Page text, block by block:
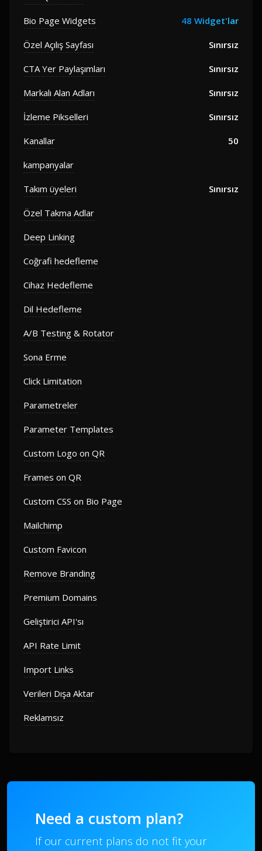
Bio Page Widgets 48 Widget'lar
Özel Açılış Sayfası Sınırsız
CTA Yer Paylaşımları Sınırsız
Markalı Alan Adları Sınırsız
İzleme Pikselleri Sınırsız
Kanallar 50
kampanyalar
Takım üyeleri Sınırsız
Özel Takma Adlar
Deep Linking
Coğrafi hedefleme
Cihaz Hedefleme
Dil Hedefleme
A/B Testing & Rotator
Sona Erme
Click Limitation
Parametreler
Parameter Templates
Custom Logo on QR
Frames on QR
Custom CSS on Bio Page
Mailchimp
Custom Favicon
Remove Branding
Premium Domains
Geliştirici API'sı
API Rate Limit
Import Links
Verileri Dışa Aktar
Reklamsız
Need a custom plan?
If our current plans do not fit your